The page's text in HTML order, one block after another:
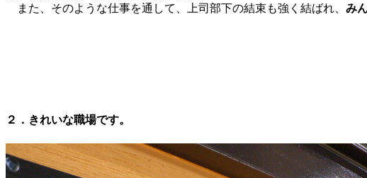
また、そのような仕事を通して、上司部下の結束も強く結ばれ、 み
２．きれいな職場です。